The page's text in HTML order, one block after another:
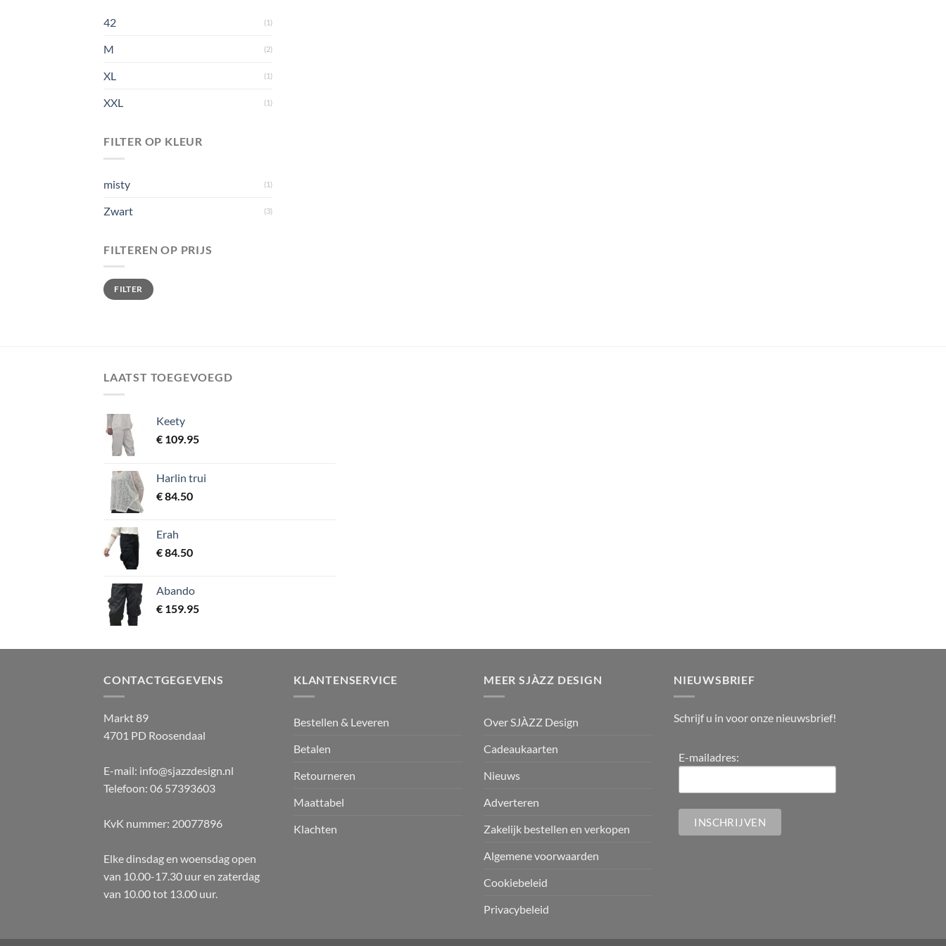
42 (1)
M (2)
XL (1)
XXL (1)
FILTER OP KLEUR
misty (1)
Zwart (3)
FILTEREN OP PRIJS
Min.
prijs
Max.
prijsFILTER
LAATST TOEGEVOEGD
Keety
€ 109.95
Harlin trui
€84.50
Erah
€84.50
Abando
€ 159.95
CONTACTGEGEVENS
Markt 89
4701 PD Roosendaal
E-mail: info@sjazzdesign.nl
Telefoon: 06 57393603
KvK nummer: 20077896
Elke dinsdag en woensdag open
van 10.00-17.30 uur en zaterdag
van 10.00 tot 13.00 uur.
KLANTENSERVICE
Bestellen & Leveren
Betalen
Retourneren
Maattabel
Klachten
MEER SJÀZZ DESIGN
Over SJÀZZ Design
Cadeaukaarten
Nieuws
Adverteren
Zakelijk bestellen en verkopen
Algemene voorwaarden
Cookiebeleid
Privacybeleid
NIEUWSBRIEF
Schrijf u in voor onze nieuwsbrief!
E-mailadres: